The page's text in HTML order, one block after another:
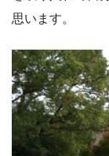
思います。